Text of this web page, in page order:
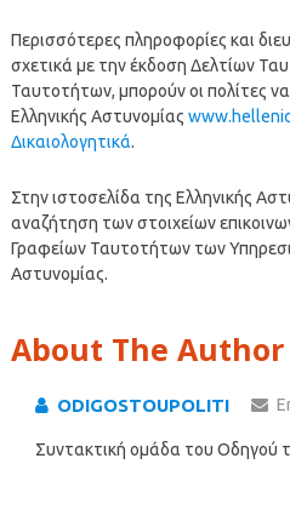
Περισσότερες πληροφορίες και
σχετικά με την έκδοση Δελτίων
Ταυτοτήτων, μπορούν οι πολίτες
Ελληνικής Αστυνομίας
Δικαιολογητικά.
Στην ιστοσελίδα της Ελληνικής
αναζήτηση των στοιχείων
Γραφείων Ταυτοτήτων των
Αστυνομίας.
About The Author
ODIGOSTOUPOLITI
Συντακτική ομάδα του Οδηγού